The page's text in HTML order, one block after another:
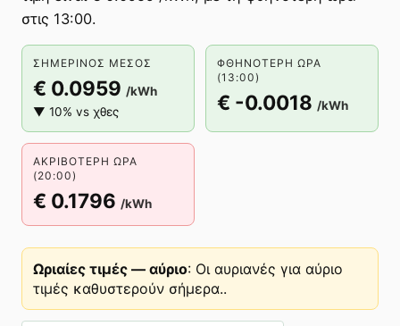
στις 13:00.
ΣΗΜΕΡΙΝΌΣ ΜΈΣΟΣ
€ 0.0959 /kWh
▼ 10% vs χθες
ΦΘΗΝΌΤΕΡΗ ΏΡΑ
(13:00)
€ -0.0018 /kWh
ΑΚΡΙΒΌΤΕΡΗ ΏΡΑ
(20:00)
€ 0.1796 /kWh
Ωριαίες τιμές — αύριο: Οι αυριανές για αύριο
τιμές καθυστερούν σήμερα..